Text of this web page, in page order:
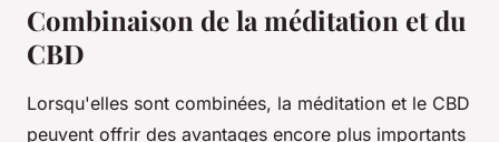
Combinaison de la méditation et du
CBD
Lorsqu'elles sont combinées, la méditation et le CBD
peuvent offrir des avantages encore plus importants